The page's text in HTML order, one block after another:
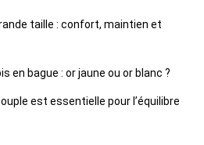
taille : confort, maintien et
en bague : or jaune ou or blanc ?
est essentielle pour l’équilibre